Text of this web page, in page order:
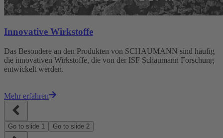
Innovative Wirkstoffe
Das Besondere an den Produkten von SCHAUMANN sind häufig
die innovativen Wirkstoffe, die von der ISF Schaumann Forschung
entwickelt werden.
Mehr erfahren
Go to slide 1 Go to slide 2